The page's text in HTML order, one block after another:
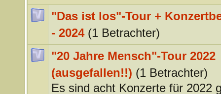
"Das ist los"-Tour +
- 2024 (1 Betrachter)
"20 Jahre Mensch"-Tour 2022
(ausgefallen!!) (1 Betrachter)
Es sind acht Konzerte für 2022